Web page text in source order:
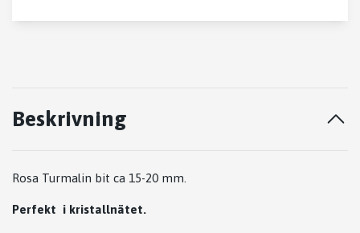
Beskrivning
Rosa Turmalin bit ca 15-20 mm.
Perfekt i kristallnätet.